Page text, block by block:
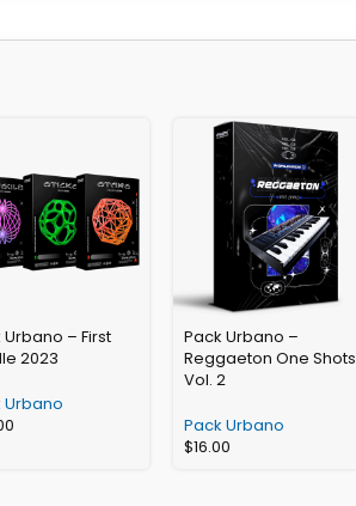
Urbano – First
2023
Urbano
Pack Urbano –
Reggaeton One Shots
Vol. 2
Pack Urbano
$16.00